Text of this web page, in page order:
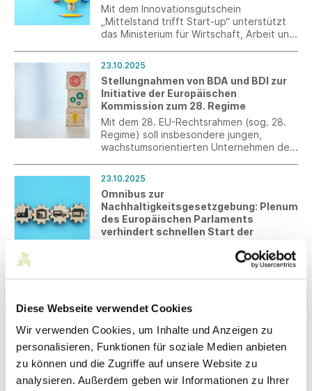
Diese Webseite verwendet Cookies
Wir verwenden Cookies, um Inhalte und Anzeigen zu
personalisieren, Funktionen für soziale Medien anbieten
zu können und die Zugriffe auf unsere Website zu
analysieren. Außerdem geben wir Informationen zu Ihrer
Mit dem Innovationsgutschein
„Mittelstand trifft Start-up“ unterstützt
das Ministerium für Wirtschaft, Arbeit und
Start-ups.
23.10.2025
Stellungnahmen von BDA und BDI zur
Initiative der Europäischen
Kommission zum 28. Regime
Mit dem 28. EU-Rechtsrahmen (sog. 28.
Regime) soll insbesondere jungen,
wachstumsorientierten Unternehmen der
Europäische Parlament bereitet hierzu
aktuell einen Initiativbericht vor. Die EU-
Kommission plant die Veröffentlichung
eines konkreten Legislativvorschlags für
Frühjahr 2026.
23.10.2025
Omnibus zur
Nachhaltigkeitsgesetzgebung: Plenum
des Europäischen Parlaments
verhindert schnellen Start der
Der JURI-Ausschuss hatte sich am 13.
wesentliche Vereinfachungen bei der
Nachhaltigkeitsgesetzgebung
beinhaltete. Das Plenum des
Europäischen Parlaments lehnte am 22.
Oktober 2025 den Bericht des
Rechtsausschusses ab.
22.10.2025
BAFA gibt Vereinfachungen der
Verpflichtungen nach
Energiedienstleistungsgesetz (EDL-G)
und Energieeffizienzgesetz (EnEfG)